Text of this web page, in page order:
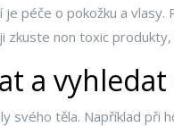
je péče o pokožku a
zkuste non toxic
a
svého těla. Například